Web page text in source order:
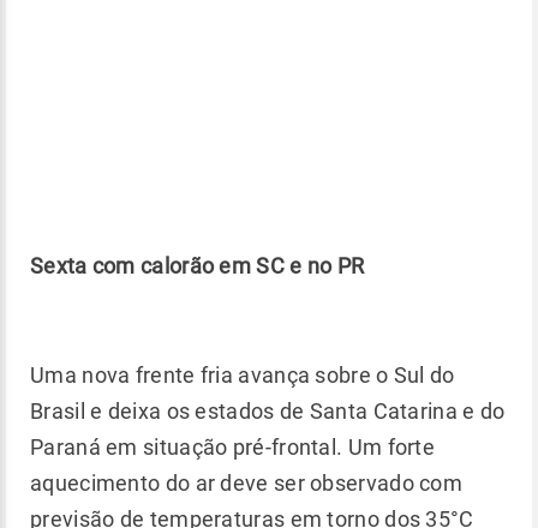
Sexta com calorão em SC e no PR
Uma nova frente fria avança sobre o Sul do
Brasil e deixa os estados de Santa Catarina e do
Paraná em situação pré-frontal. Um forte
aquecimento do ar deve ser observado com
previsão de temperaturas em torno dos 35°C